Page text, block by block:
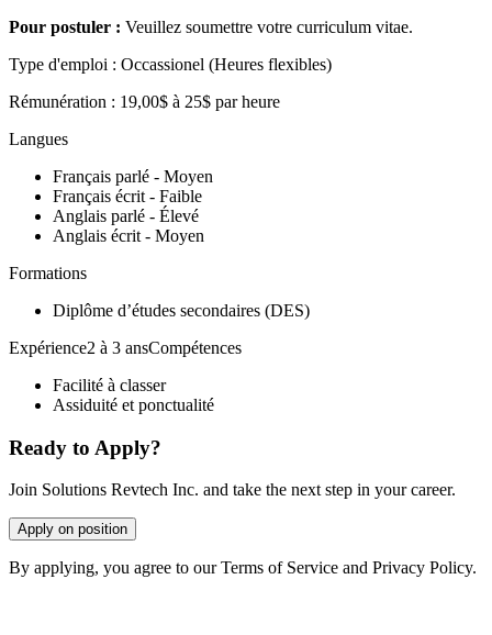
Pour postuler : Veuillez soumettre votre curriculum vitae.
Type d'emploi : Occassionel (Heures flexibles)
Rémunération : 19,00$ à 25$ par heure
Langues
Français parlé - Moyen
Français écrit - Faible
Anglais parlé - Élevé
Anglais écrit - Moyen
Formations
Diplôme d’études secondaires (DES)
Expérience2 à 3 ansCompétences
Facilité à classer
Assiduité et ponctualité
Ready to Apply?
Join Solutions Revtech Inc. and take the next step in your career.
Apply on position
By applying, you agree to our Terms of Service and Privacy Policy.